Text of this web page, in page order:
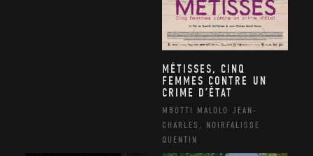
MÉTISSES, CINQ
FEMMES CONTRE UN
CRIME D’ÉTAT
MBOTTI MALOLO JEAN-
CHARLES, NOIRFALISSE
QUENTIN